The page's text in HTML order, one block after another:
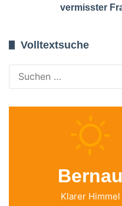
vermisster
Volltextsuche
Bernau
Klarer Himmel